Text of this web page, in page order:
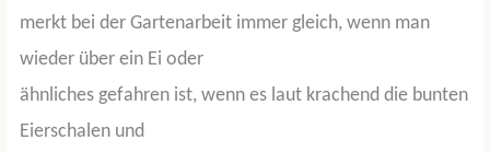
merkt bei der Gartenarbeit immer gleich, wenn man
wieder über ein Ei oder
ähnliches gefahren ist, wenn es laut krachend die bunten
Eierschalen und